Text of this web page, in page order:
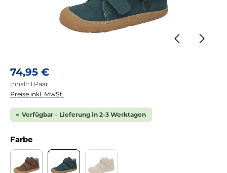
Regulärer Preis:
74,95 €
Inhalt: 1 Paar
Preise inkl. MwSt.
Verfügbar – Lieferung in 2-3 Werktagen
Farbeauswählen